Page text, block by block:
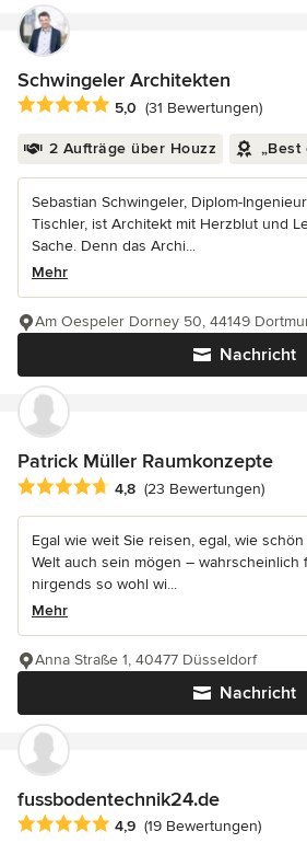
Schwingeler Architekten
Durchschnittliche Bewertung: 5 von 5
5,0 (31 Bewertungen)
2 Aufträge über Houzz „Best
Sebastian Schwingeler, Diplom-
Tischler, ist Architekt mit Herzblut und
Sache. Denn das Archi...
Mehr
Nachricht
Am Oespeler Dorney 50, 44149
Patrick Müller Raumkonzepte
Durchschnittliche Bewertung: 4.8 von
4,8 (23 Bewertungen)
Egal wie weit Sie reisen, egal, wie
Welt auch sein mögen – wahrscheinlich
nirgends so wohl wi...
Mehr
Nachricht
Anna Straße 1, 40477 Düsseldorf
fussbodentechnik24.de
Durchschnittliche Bewertung: 4.9 von
4,9 (19 Bewertungen)